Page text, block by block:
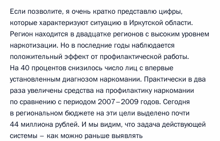
Если позволите, я очень кратко представлю цифры,
которые характеризуют ситуацию в Иркутской области.
Регион находится в двадцатке регионов с высоким уровнем
наркотизации. Но в последние годы наблюдается
положительный эффект от профилактической работы.
На 40 процентов снизилось число лиц с впервые
установленным диагнозом наркомании. Практически в два
раза увеличены средства на профилактику наркомании
по сравнению с периодом 2007–2009 годов. Сегодня
в региональном бюджете на эти цели выделено почти
44 миллиона рублей. И мы видим, что задача действующей
системы – как можно раньше выявлять